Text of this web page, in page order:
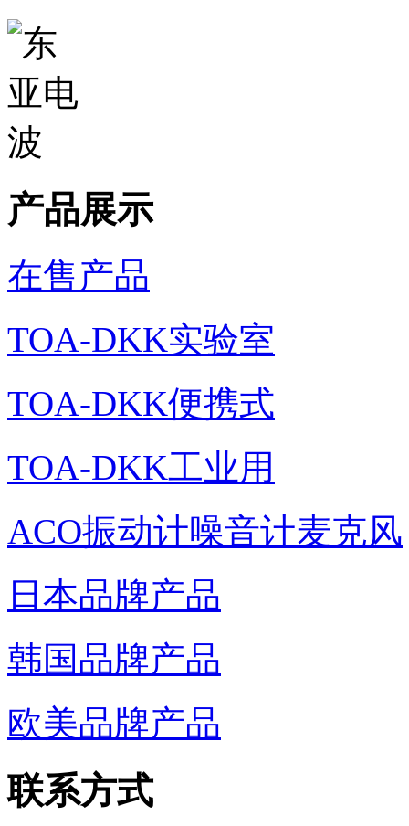
产品展示
在售产品
TOA-DKK实验室
TOA-DKK便携式
TOA-DKK工业用
ACO振动计噪音计麦克风
日本品牌产品
韩国品牌产品
欧美品牌产品
联系方式